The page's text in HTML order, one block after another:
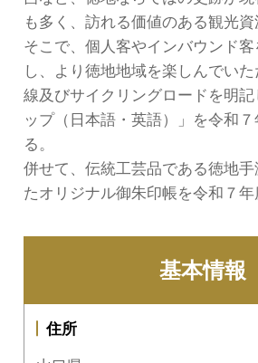
も多く、訪れる価値のある観光資
そこで、個人客やインバウンド客
し、より徳地地域を楽しんでい
線及びサイクリングロードを明
ップ（日本語・英語）」を令和
る。
併せて、伝統工芸品である徳地
たオリジナル御朱印帳を令和７年
基本情報
住所